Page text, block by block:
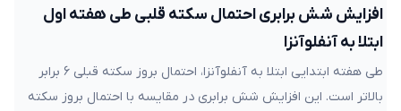
افزایش شش برابری احتمال سکته قلبی طی هفته اول
ابتلا به آنفلوآنزا
طی هفته ابتدایی ابتلا به آنفلوآنزا، احتمال بروز سکته قبلی ۶ برابر
بالاتر است. این افزایش شش برابری در مقایسه با احتمال بروز سکته